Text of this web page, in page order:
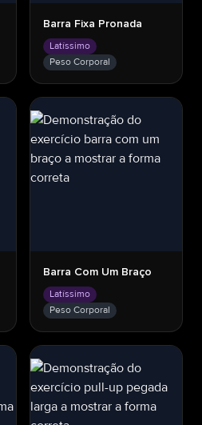
Barra Fixa Pronada
Latíssimo
Peso Corporal
Barra Com Um Braço
Latíssimo
Peso Corporal